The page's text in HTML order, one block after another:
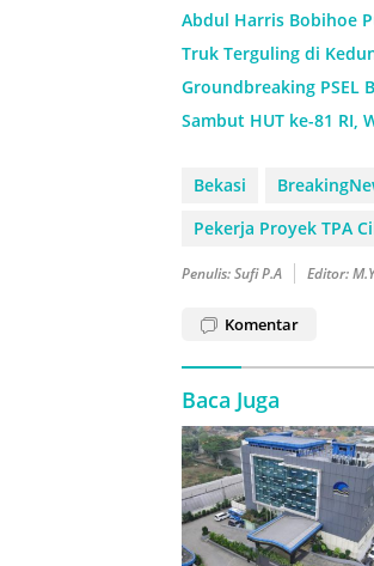
Abdul Harris Bobihoe
Truk Terguling di
Groundbreaking PSEL
Sambut HUT ke-81 RI,
Bekasi
Pekerja Proyek TPA
Penulis: Sufi P.A Editor:
Komentar
Baca Juga